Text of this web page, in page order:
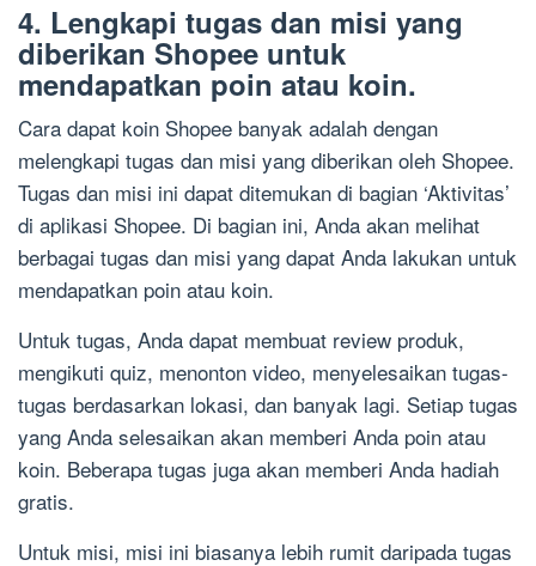
4. Lengkapi tugas dan misi yang
diberikan Shopee untuk
mendapatkan poin atau koin.
Cara dapat koin Shopee banyak adalah dengan
melengkapi tugas dan misi yang diberikan oleh Shopee.
Tugas dan misi ini dapat ditemukan di bagian ‘Aktivitas’
di aplikasi Shopee. Di bagian ini, Anda akan melihat
berbagai tugas dan misi yang dapat Anda lakukan untuk
mendapatkan poin atau koin.
Untuk tugas, Anda dapat membuat review produk,
mengikuti quiz, menonton video, menyelesaikan tugas-
tugas berdasarkan lokasi, dan banyak lagi. Setiap tugas
yang Anda selesaikan akan memberi Anda poin atau
koin. Beberapa tugas juga akan memberi Anda hadiah
gratis.
Untuk misi, misi ini biasanya lebih rumit daripada tugas